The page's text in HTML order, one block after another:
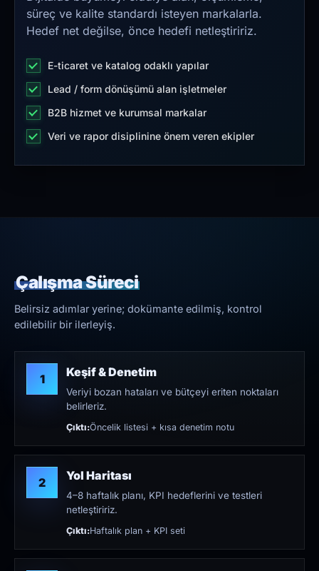
süreç ve kalite standardı isteyen markalarla.
Hedef net değilse, önce hedefi netleştiririz.
E-ticaret ve katalog odaklı yapılar
Lead / form dönüşümü alan işletmeler
B2B hizmet ve kurumsal markalar
Veri ve rapor disiplinine önem veren ekipler
Çalışma Süreci
Belirsiz adımlar yerine; dokümante edilmiş, kontrol
edilebilir bir ilerleyiş.
1 Keşif & Denetim
Veriyi bozan hataları ve bütçeyi eriten noktaları
belirleriz.
Çıktı:Öncelik listesi + kısa denetim notu
2 Yol Haritası
4–8 haftalık planı, KPI hedeflerini ve testleri
netleştiririz.
Çıktı:Haftalık plan + KPI seti